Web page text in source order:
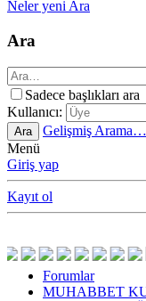
Neler yeni Ara
Ara
Sadece başlıkları ara
Kullanıcı:
Ara
Gelişmiş Arama…
Menü
Giriş yap
Kayıt ol
Forumlar
MUHABBET